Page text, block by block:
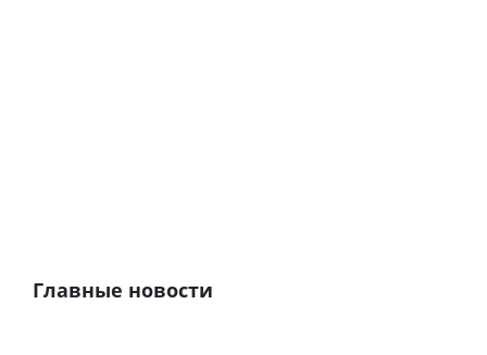
Главные новости